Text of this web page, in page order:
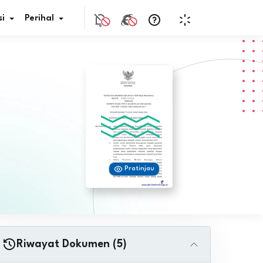
JDIH
Perihal
Pratinjau
Riwayat Dokumen (5)